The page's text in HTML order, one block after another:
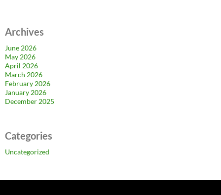
Archives
June 2026
May 2026
April 2026
March 2026
February 2026
January 2026
December 2025
Categories
Uncategorized